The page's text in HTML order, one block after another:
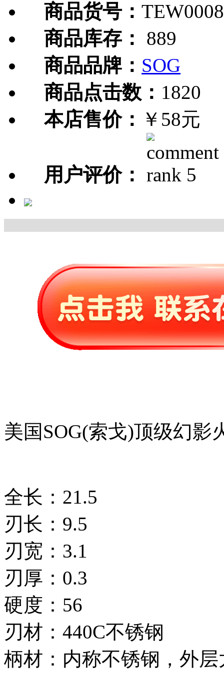
商品货号：
商品库存：
889
商品品牌： SOG
商品点击数： 1820
本店售价： ￥58元
用户评价：
美国SOG(索戈)顶级幻影
全长：21.5
刃长：9.5
刃宽：3.1
刃厚：0.3
硬度：56
刃材：440C不锈钢
柄材：内称不锈钢，外层